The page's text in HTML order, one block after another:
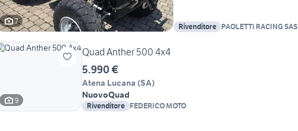
7
Rivenditore PAOLETTI RACING SAS
9
Quad Anther 500 4x4
5.990 €
Atena Lucana (SA)
NuovoQuad
Rivenditore FEDERICO MOTO